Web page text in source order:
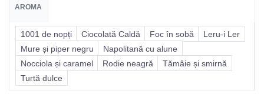
AROMA
1001 de nopți Ciocolată Caldă Foc în sobă
Leru-i Ler
Mure și piper negru
Napolitană cu alune
Nocciola și caramel
Rodie neagră
Tămâie și smirnă
Turtă dulce